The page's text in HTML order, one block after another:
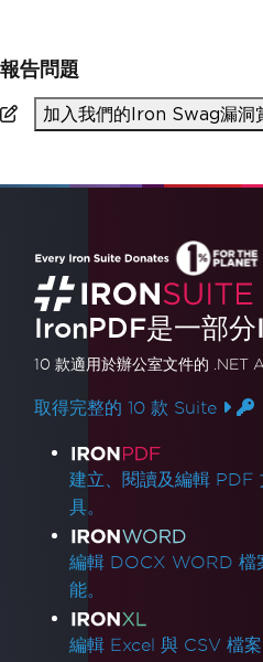
報告問題
加入我們的Iron Swag漏洞
IronPDF是一部
10 款適用於辦公室文件的 .NET
取得完整的 10 款 Suite
產品連結
建立、閱讀及編輯 PDF
具。
編輯 DOCX WORD 檔
能。
編輯 Excel 與 CSV 檔